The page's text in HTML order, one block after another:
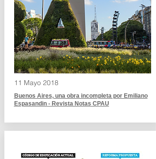
11 Mayo 2018
Buenos Aires, una obra incompleta por Emiliano
Espasandin - Revista Notas CPAU